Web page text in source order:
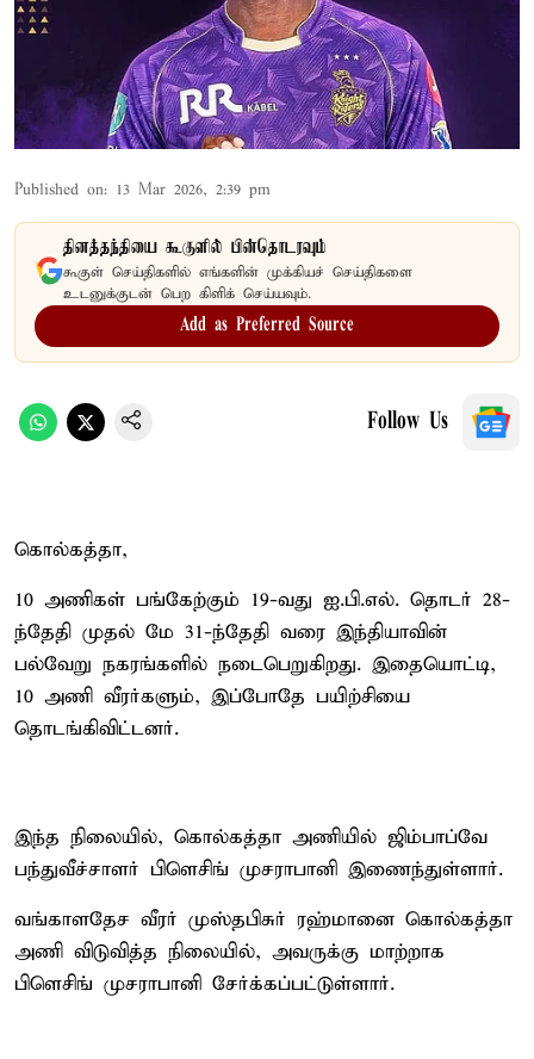
Published on: 13 Mar 2026, 2:39 pm
தினத்தந்தியை கூகுளில் பின்தொடரவும்
கூகுள் செய்திகளில் எங்களின் முக்கியச் செய்திகளை
உடனுக்குடன் பெற கிளிக் செய்யவும்.
Add as Preferred Source
Follow Us
கொல்கத்தா,
10 அணிகள் பங்கேற்கும் 19-வது ஐ.பி.எல். தொடர் 28-
ந்தேதி முதல் மே 31-ந்தேதி வரை இந்தியாவின்
பல்வேறு நகரங்களில் நடைபெறுகிறது. இதையொட்டி,
10 அணி வீரர்களும், இப்போதே பயிற்சியை
தொடங்கிவிட்டனர்.
இந்த நிலையில், கொல்கத்தா அணியில் ஜிம்பாப்வே
பந்துவீச்சாளர் பிளெசிங் முசராபானி இணைந்துள்ளார்.
வங்காளதேச வீரர் முஸ்தபிசுர் ரஹ்மானை கொல்கத்தா
அணி விடுவித்த நிலையில், அவருக்கு மாற்றாக
பிளெசிங் முசராபானி சேர்க்கப்பட்டுள்ளார்.